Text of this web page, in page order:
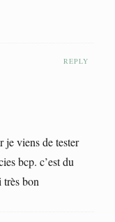
REPLY
je viens de tester
bcp. c’est du
très bon